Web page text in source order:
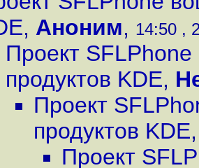
, Аноним, 14:50 ,
Проект
продуктов KDE,
Проект
продуктов KDE
Проект